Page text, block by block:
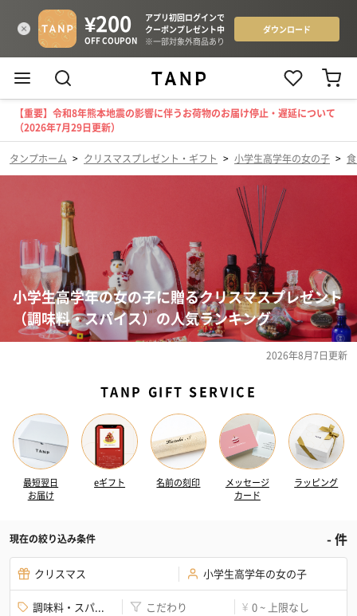
【重要】令和8年熊本地震の影響に伴うお荷物のお届け停止・遅延について
（2026年7月29日更新）
タンプホーム > クリスマスプレゼント・ギフト > 小学生高学年の女の子 >
小学生高学年の女の子に贈るクリスマスプレゼント
（調味料・スパイス）の人気ランキング
2026年8月7日更新
TANP GIFT SERVICE
最短翌日
お届け
eギフト 名前の刻印
メッセージ
カード
ラッピング
現在の絞り込み条件 -件
クリスマス 小学生高学年の女の子
調味料・スパ... こだわり ¥ 0 ~ 上限なし